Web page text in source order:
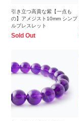
引き立つ高貴な紫【一点も
の】アメジスト10mm シンプ
ルブレスレット
Sold Out